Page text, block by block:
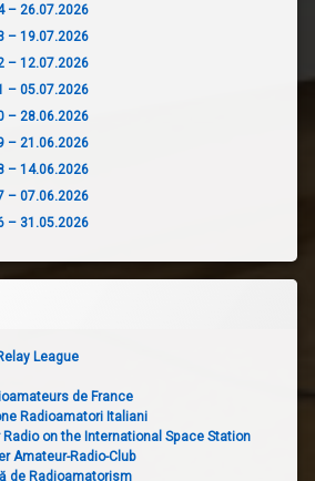
– 26.07.2026
– 19.07.2026
– 12.07.2026
– 05.07.2026
– 28.06.2026
– 21.06.2026
– 14.06.2026
– 07.06.2026
– 31.05.2026
League
de France
Radioamatori Italiani
Radio on the International Space Station
Amateur-Radio-Club
de Radioamatorism